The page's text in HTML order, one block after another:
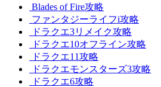
Blades of Fire攻略
ファンタジーライフi攻略
ドラクエ3リメイク攻略
ドラクエ10オフライン攻略
ドラクエ11攻略
ドラクエモンスターズ3攻略
ドラクエ6攻略